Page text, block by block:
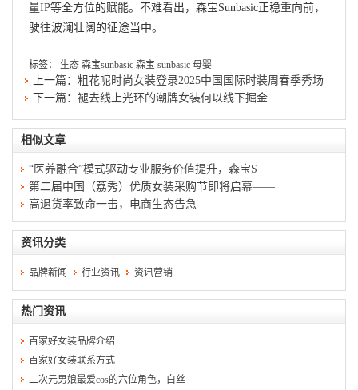
量IP等全方位的赋能。不难看出，森宝Sunbasic正稳重向前，
驶往波澜壮阔的征途当中。
标签： 生态 森宝sunbasic 森宝 sunbasic 母婴
上一篇： 粗花呢时尚女装登录2025中国国际时装周春季秀场
下一篇： 褪去线上光环的潮牌女装何以线下掘金
相似文章
“医养融合”模式驱动专业服务价值提升，森宝S
第二届中国（荔秀）优质女装采购节即将启幕——
高退货率致命一击，电商生态告急
资讯分类
品牌新闻 行业资讯 资讯营销
热门资讯
百家好女装品牌介绍
百家好女装联系方式
二次元男娘最爱cos的六位角色，白丝